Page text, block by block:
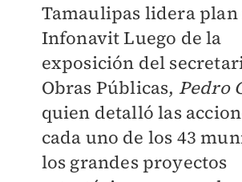
Tamaulipas lidera plan
Infonavit Luego de la
exposición del
Obras Públicas, Pedro
quien detalló las
cada uno de los 43
los grandes proyectos